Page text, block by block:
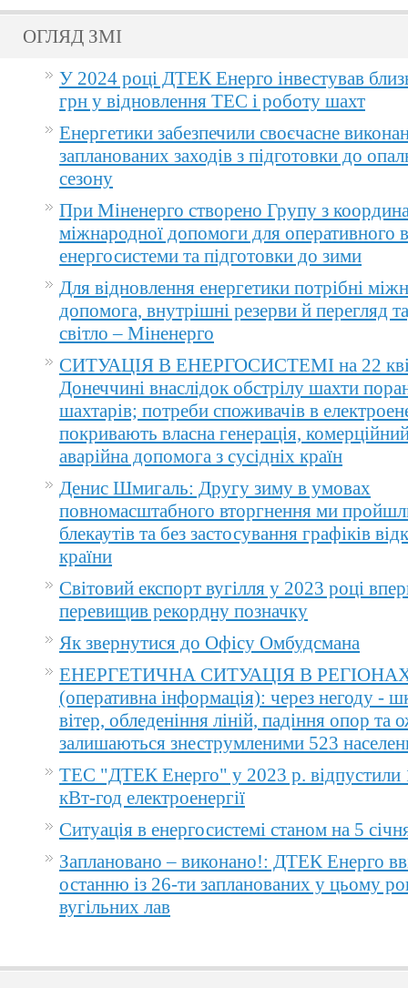
ОГЛЯД ЗМІ
У 2024 році ДТЕК Енерго інвестував
грн у відновлення ТЕС і роботу шахт
Енергетики забезпечили своєчасне
запланованих заходів з підготовки до
сезону
При Міненерго створено Групу з
міжнародної допомоги для оперативного
енергосистеми та підготовки до зими
Для відновлення енергетики потрібні
допомога, внутрішні резерви й перегляд
світло – Міненерго
СИТУАЦІЯ В ЕНЕРГОСИСТЕМІ на 22
Донеччині внаслідок обстрілу шахти
шахтарів; потреби споживачів в
покривають власна генерація,
аварійна допомога з сусідніх країн
Денис Шмигаль: Другу зиму в умовах
повномасштабного вторгнення ми
блекаутів та без застосування графіків
країни
Світовий експорт вугілля у 2023 році
перевищив рекордну позначку
Як звернутися до Офісу Омбудсмана
ЕНЕРГЕТИЧНА СИТУАЦІЯ В
(оперативна інформація): через негоду -
вітер, обледеніння ліній, падіння опор та
залишаються знеструмленими 523
ТЕС "ДТЕК Енерго" у 2023 р. відпустили
кВт-год електроенергії
Ситуація в енергосистемі станом на 5
Заплановано – виконано!: ДТЕК Енерго
останню із 26-ти запланованих у цьому
вугільних лав